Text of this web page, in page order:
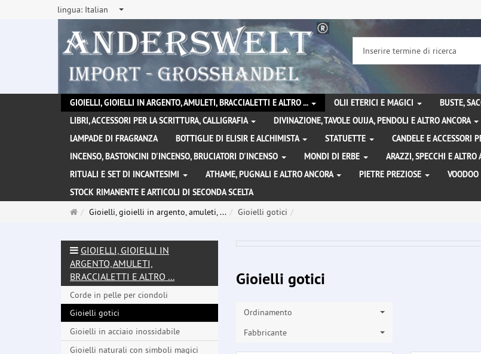
lingua: Italian
GIOIELLI, GIOIELLI IN ARGENTO, AMULETI, BRACCIALETTI E ALTRO ... OLII ETERICI E MAGICI
BUSTE,
LIBRI, ACCESSORI PER LA SCRITTURA, CALLIGRAFIA
DIVINAZIONE, TAVOLE OUIJA, PENDOLI E ALTRO ANCORA
LAMPADE DI FRAGRANZA
BOTTIGLIE DI ELISIR E ALCHIMISTA STATUETTE
CANDELE E ACCESSORI
INCENSO, BASTONCINI D'INCENSO, BRUCIATORI D'INCENSO
MONDI DI ERBE ARAZZI, SPECCHI E ALTRO
RITUALI E SET DI INCANTESIMI
ATHAME, PUGNALI E ALTRO ANCORA PIETRE PREZIOSE VOODOO
STOCK RIMANENTE E ARTICOLI DI SECONDA SCELTA
PaginaGioielli, gioielli in argento, amuleti, ... Gioielli gotici
Gioielli gotici
Ordinamento
Fabbricante
GIOIELLI, GIOIELLI IN
ARGENTO, AMULETI,
BRACCIALETTI E ALTRO ...
Corde in pelle per ciondoli
Gioielli gotici
Gioielli in acciaio inossidabile
Gioielli naturali con simboli magici